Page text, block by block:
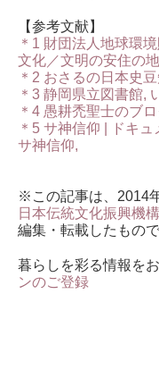
【参考文献】
＊1 財団法人地球環
文化／文明の安住の
＊2 おさるの日本史
＊3 静岡県立図書館,
＊4 愚耕禿聖士のブ
＊5 サ神信仰 | ドキ
サ神信仰,
※この記事は、2014
日本伝統文化振興機
編集・転載したもので
暮らしを彩る情報をお
ンのご登録